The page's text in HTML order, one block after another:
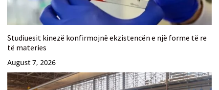
Studiuesit kinezë konfirmojnë ekzistencën e një forme të re
të materies
August 7, 2026